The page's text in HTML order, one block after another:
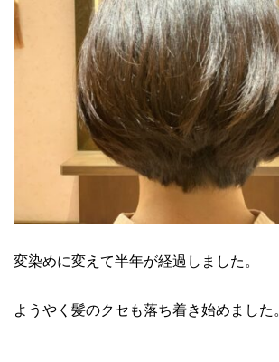
変染めに変えて半年が経過しました。
ようやく髪のクセも落ち着き始めました。